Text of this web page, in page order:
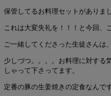
保管してるお料理セットがありま
これは大変失礼を！！！と今回、
ご一緒してくださった生徒さんは
少しづつ。。。。お料理に対する
しゃって下さってます。
定番の豚の生姜焼きの定食なんで